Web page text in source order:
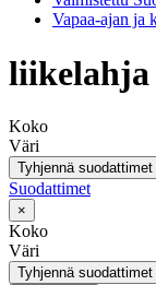
Vapaa-ajan ja
liikelahja
Koko
Väri
Tyhjennä suodattimet
Suodattimet
×
Koko
Väri
Tyhjennä suodattimet